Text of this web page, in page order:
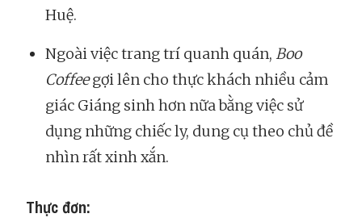
Huệ.
Ngoài việc trang trí quanh quán, Boo
Coffeegợi lên cho thực khách nhiều cảm
giác Giáng sinh hơn nữa bằng việc sử
dụng những chiếc ly, dung cụ theo chủ đề
nhìn rất xinh xắn.
Thực đơn: